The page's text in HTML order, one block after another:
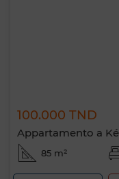
100.000 TND
Appartamento a
85 m²